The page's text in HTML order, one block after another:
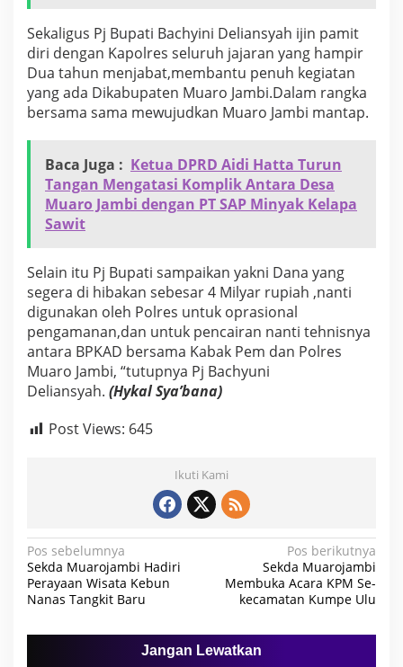
Sekaligus Pj Bupati Bachyini Deliansyah ijin pamit
diri dengan Kapolres seluruh jajaran yang hampir
Dua tahun menjabat,membantu penuh kegiatan
yang ada Dikabupaten Muaro Jambi.Dalam rangka
bersama sama mewujudkan Muaro Jambi mantap.
Baca Juga : Ketua DPRD Aidi Hatta Turun
Tangan Mengatasi Komplik Antara Desa
Muaro Jambi dengan PT SAP Minyak Kelapa
Sawit
Selain itu Pj Bupati sampaikan yakni Dana yang
segera di hibakan sebesar 4 Milyar rupiah ,nanti
digunakan oleh Polres untuk oprasional
pengamanan,dan untuk pencairan nanti tehnisnya
antara BPKAD bersama Kabak Pem dan Polres
Muaro Jambi, “tutupnya Pj Bachyuni
Deliansyah. (Hykal Sya’bana)
Post Views: 645
Ikuti Kami
N
a
v
i
Pos sebelumnya
Sekda Muarojambi Hadiri
Perayaan Wisata Kebun
Nanas Tangkit Baru
Pos berikutnya
Sekda Muarojambi
Membuka Acara KPM Se-
kecamatan Kumpe Ulu
Jangan Lewatkan